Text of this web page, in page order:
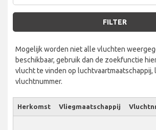
FILTER
Mogelijk worden niet alle vluchten
beschikbaar, gebruik dan de zoekfunctie
vlucht te vinden op luchtvaartmaatschappij,
vluchtnummer.
Herkomst Vliegmaatschappij